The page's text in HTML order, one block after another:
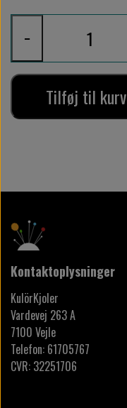
−
Tilføj til kurv
Kontaktoplysninger
KulörKjoler
Vardevej 263 A
7100 Vejle
Telefon: 61705767
CVR: 32251706